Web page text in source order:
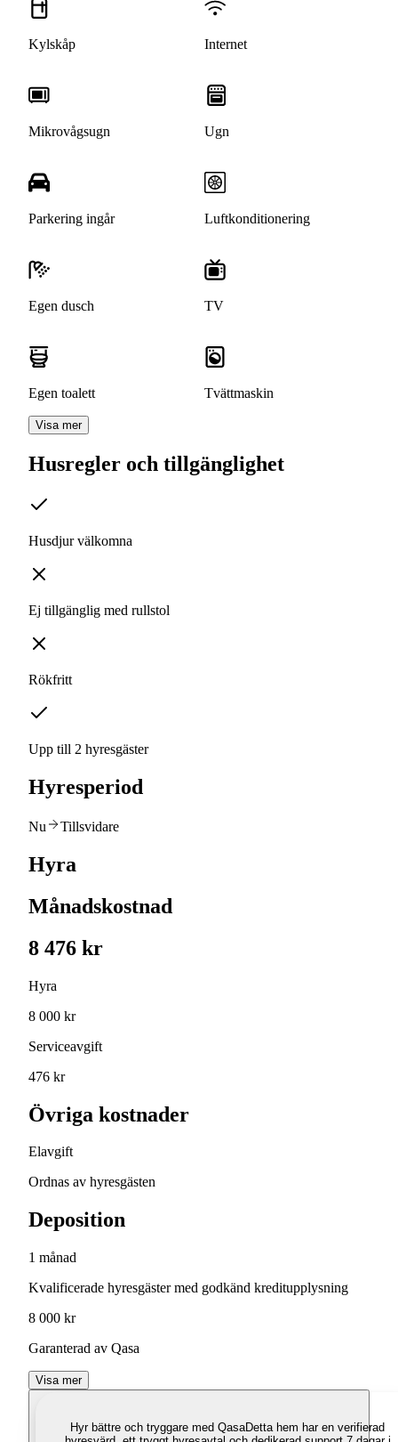
Kylskåp Internet
Mikrovågsugn Ugn
Parkering ingår Luftkonditionering
Egen dusch TV
Egen toalett Tvättmaskin
Visa mer
Husregler och tillgänglighet
Husdjur välkomna
Ej tillgänglig med rullstol
Rökfritt
Upp till 2 hyresgäster
Hyresperiod
Nu Tillsvidare
Hyra
Månadskostnad
8 476 kr
Hyra
8 000 kr
Serviceavgift
476 kr
Övriga kostnader
Elavgift
Ordnas av hyresgästen
Deposition
1 månad
Kvalificerade hyresgäster med godkänd kreditupplysning
8 000 kr
Garanterad av Qasa
Visa mer
Hyr bättre och tryggare med QasaDetta hem har en verifierad